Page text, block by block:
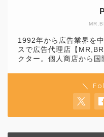
1992年から広告業界を
スで広告代理店【
クター。個人商店から国
＼